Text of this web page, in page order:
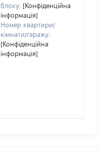
блоку: [Конфіденційна
інформація]
Номер квартири/
кімнати/гаражу:
[Конфіденційна
інформація]